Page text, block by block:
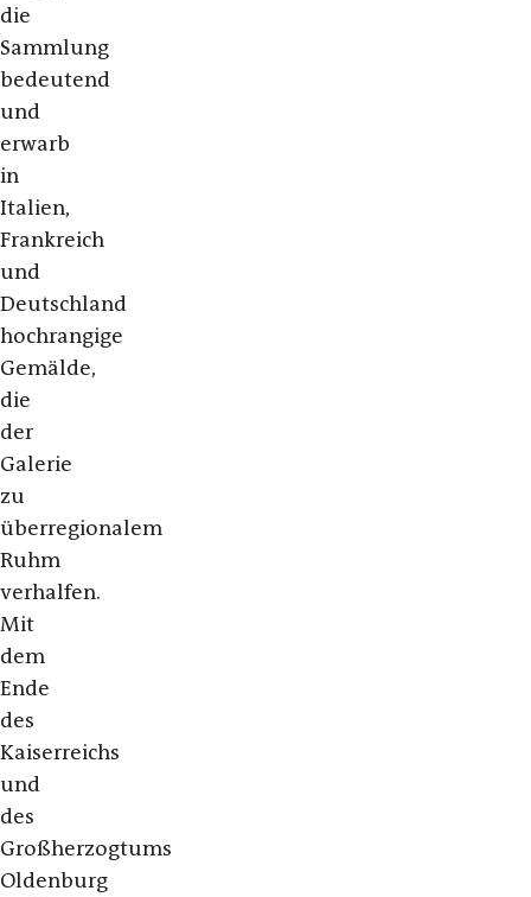
die
Sammlung
bedeutend
und
erwarb
in
Italien,
Frankreich
und
Deutschland
hochrangige
Gemälde,
die
der
Galerie
zu
überregionalem
Ruhm
verhalfen.
Mit
dem
Ende
des
Kaiserreichs
und
des
Großherzogtums
Oldenburg